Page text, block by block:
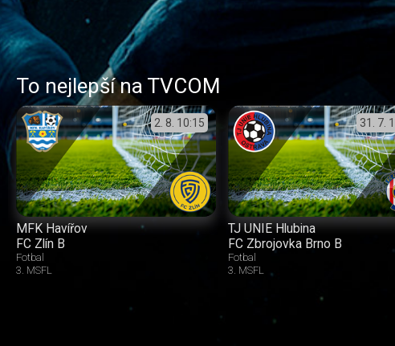
To nejlepší na TVCOM
2. 8. 10:15
MFK Havířov
FC Zlín B
Fotbal
3. MSFL
31. 7.
TJ UNIE Hlubina
FC Zbrojovka Brno B
Fotbal
3. MSFL